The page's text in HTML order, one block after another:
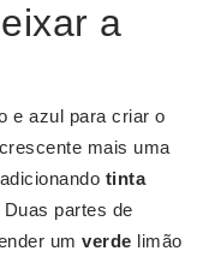
a
e azul para criar o
mais uma
tinta
partes de
um verde limão